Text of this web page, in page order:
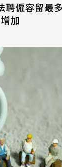
聘僱容留最
加